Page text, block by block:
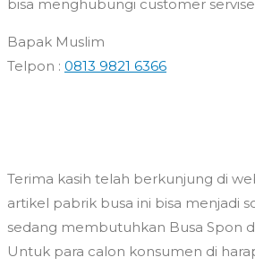
bisa menghubungi customer
Bapak Muslim
Telpon : 0813 9821 6366
Terima kasih telah berkunjung di
artikel pabrik busa ini bisa menjadi
sedang membutuhkan Busa Spon
Untuk para calon konsumen di